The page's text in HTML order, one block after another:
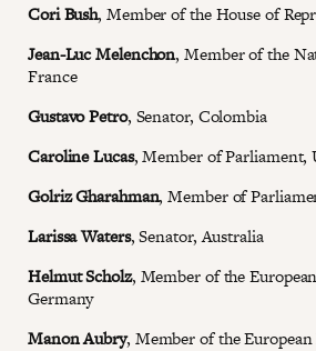
Cori Bush, Member of the House of
Jean-Luc Melenchon, Member of the
France
Gustavo Petro, Senator, Colombia
Caroline Lucas, Member of Parliament,
Golriz Gharahman, Member of
Larissa Waters, Senator, Australia
Helmut Scholz, Member of the
Germany
Manon Aubry, Member of the